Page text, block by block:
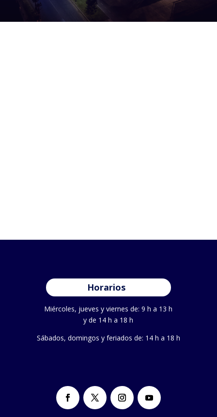
Horarios
Miércoles, jueves y viernes de: 9 h a 13 h
y de 14 h a 18 h
Sábados, domingos y feriados de: 14 h a 18 h